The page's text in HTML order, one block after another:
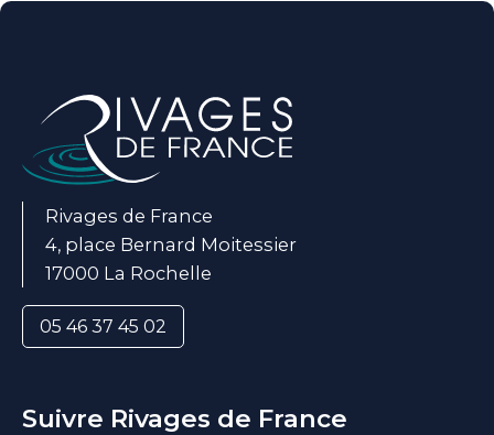
Rivages de France
4, place Bernard Moitessier
17000 La Rochelle
05 46 37 45 02
Suivre Rivages de France